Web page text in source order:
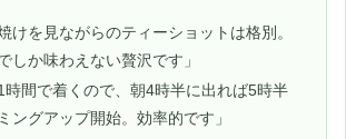
けを見ながらのティーショットは格別。
しか味わえない贅沢です」
時間で着くので、朝4時半に出れば5時半
ングアップ開始。効率的です」